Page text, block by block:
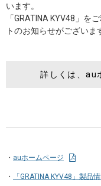
います。
「GRATINA KYV48」を
トのお知らせがございま
詳しくは、au
auホームページ
「GRATINA KYV48」製品